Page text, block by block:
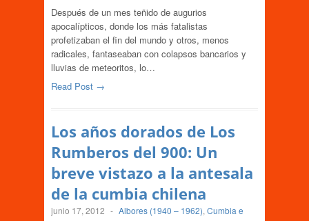
Después de un mes teñido de augurios
apocalípticos, donde los más fatalistas
profetizaban el fin del mundo y otros, menos
radicales, fantaseaban con colapsos bancarios y
lluvias de meteoritos, lo…
Read Post →
Los años dorados de Los
Rumberos del 900: Un
breve vistazo a la antesala
de la cumbia chilena
junio 17, 2012 - Albores (1940 – 1962), Cumbia e